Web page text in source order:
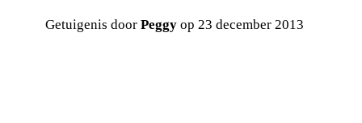
Getuigenis door Peggy op 23 december 2013